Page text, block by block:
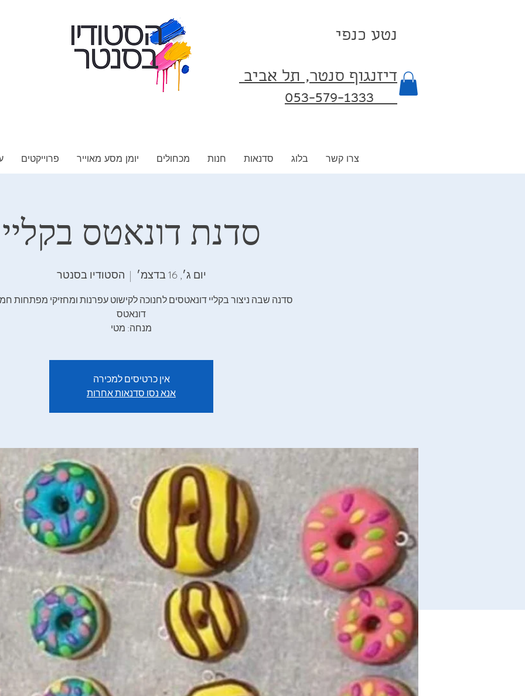
נטע כנפי
דיזנגוף סנטר, תל אביב
053-579-1333⁩
פרוייקטים יומן מסע מאוייר מכחולים חנות סדנאות בלוג צרו קשר
סדנת דונאטס בקליי
יום ג׳, 16 בדצמ׳
  |
הסטודיו בסנטר
סדנה שבה ניצור בקליי דונאטסים לחנוכה לקישוט עפרנות ומחזיקי מפתחות
מנחה: מטי
אין כרטיסים למכירה
אנא נסו סדנאות אחרות